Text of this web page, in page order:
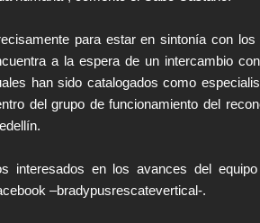
para estar en sintonía con
a la espera de un intercambio
han sido catalogados como
del grupo de funcionamiento del
interesados en los avances del
–bradypusrescatevertical-.